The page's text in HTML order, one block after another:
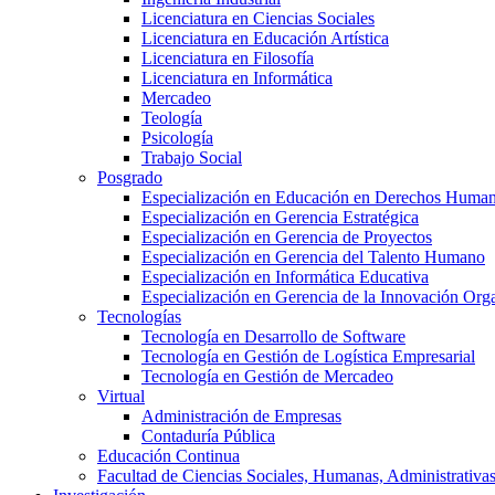
Licenciatura en Ciencias Sociales
Licenciatura en Educación Artística
Licenciatura en Filosofía
Licenciatura en Informática
Mercadeo
Teología
Psicología
Trabajo Social
Posgrado
Especialización en Educación en Derechos
Especialización en Gerencia Estratégica
Especialización en Gerencia de Proyectos
Especialización en Gerencia del Talento Humano
Especialización en Informática Educativa
Especialización en Gerencia de la Innovación
Tecnologías
Tecnología en Desarrollo de Software
Tecnología en Gestión de Logística Empresarial
Tecnología en Gestión de Mercadeo
Virtual
Administración de Empresas
Contaduría Pública
Educación Continua
Facultad de Ciencias Sociales, Humanas,